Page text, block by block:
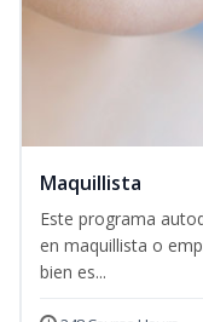
Maquillista
Este programa
en maquillista o
bien es...